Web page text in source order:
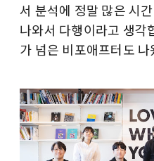
서 분석에 정말 많은 시
나와서 다행이라고 생각
가 넘은 비포애프터도 나